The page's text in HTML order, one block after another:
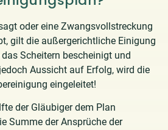
oder eine Zwangsvollstreckung
gilt die außergerichtliche Einigung
Scheitern bescheinigt und
Aussicht auf Erfolg, wird die
eingeleitet!
der Gläubiger dem Plan
Summe der Ansprüche der